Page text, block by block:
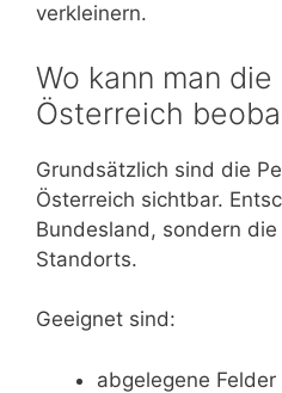
verkleinern.
Wo kann man
Österreich
Grundsätzlich sind die
Österreich sichtbar.
Bundesland, sondern
Standorts.
Geeignet sind:
abgelegene